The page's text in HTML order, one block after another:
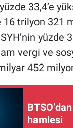
33,4’e
trilyon 321
yüzde
vergi ve
452
hamlesi